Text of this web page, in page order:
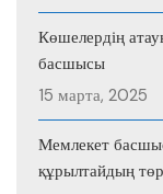
Көшелердің
басшысы
15 марта, 2025
Мемлекет
құрылтайдың